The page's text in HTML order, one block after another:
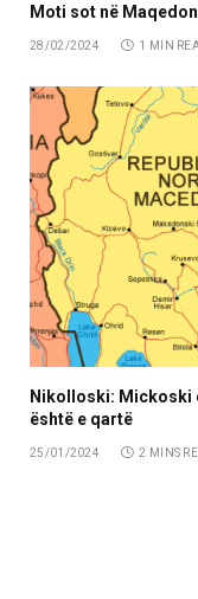
Moti sot në
28/02/2024 1 MIN
Nikolloski: Mickoski
është e qartë
25/01/2024 2 MINS